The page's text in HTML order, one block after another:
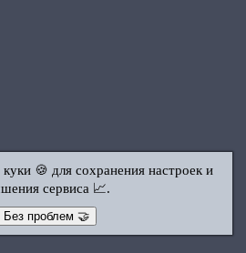
🍪 для сохранения настроек и
сервиса 📈.
Без проблем 🤝